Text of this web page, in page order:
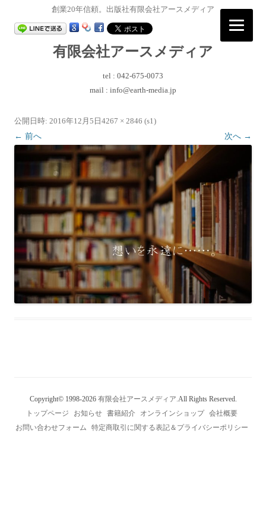
創業20年信頼。出版社有限会社アースメディア
有限会社アースメディア
tel : 042-675-0073
mail : info@earth-media.jp
テ
ン
へ
ス
キ
ッ
公開日時: 2016年12月5日 4267 × 2846 (s1)
← 前へ
次へ →
Copyright© 1998-2026 有限会社アースメディア. All Rights Reserved.
トップページ
お知らせ 書籍紹介 オンラインショップ
会社概要
お問い合わせフォーム
特定商取引に関する表記＆プライバシーポリシー